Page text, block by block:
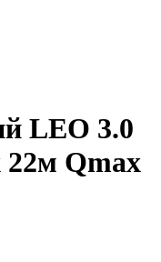
LEO 3.0
22м Qmax